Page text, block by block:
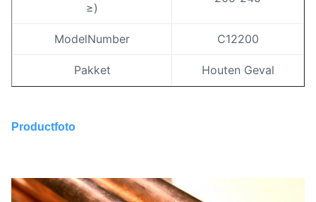
≥)
ModelNumber C12200
Pakket Houten Geval
Productfoto